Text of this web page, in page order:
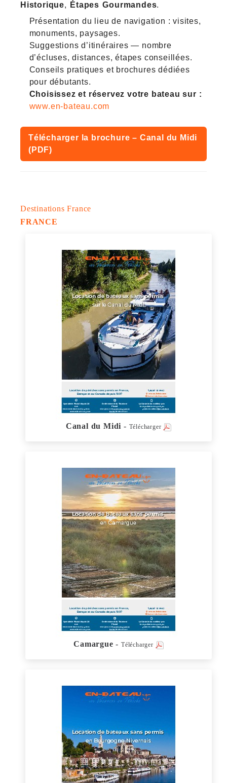
Historique, Étapes Gourmandes.
Présentation du lieu de navigation : visites,
monuments, paysages.
Suggestions d’itinéraires — nombre
d’écluses, distances, étapes conseillées.
Conseils pratiques et brochures dédiées
pour débutants.
Choisissez et réservez votre bateau sur :
www.en-bateau.com
Télécharger la brochure – Canal du Midi
(PDF)
Destinations France
FRANCE
Canal du Midi - Télécharger
Camargue -Télécharger